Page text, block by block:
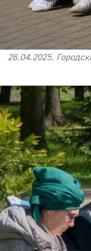
26.04.2025.